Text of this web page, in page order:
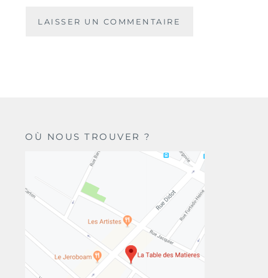
OÙ NOUS TROUVER ?